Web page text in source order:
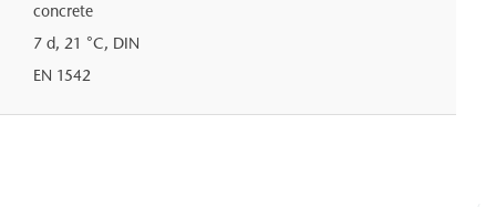
concrete
7 d, 21 °C, DIN
EN 1542